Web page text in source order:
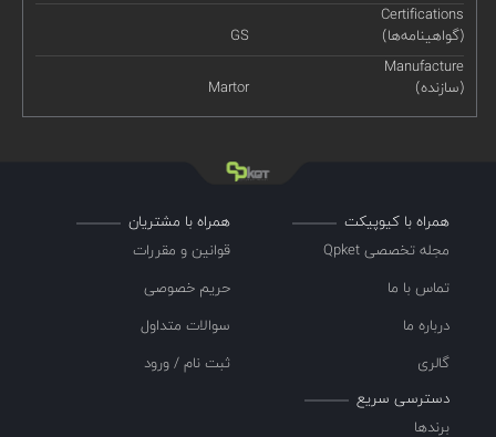
Certifications
(گواهینامه‌ها)
GS
Manufacture
(سازنده)
Martor
همراه با کیوپیکت
مجله تخصصی Qpket
تماس با ما
درباره ما
گالری
همراه با مشتریان
قوانین و مقررات
حریم خصوصی
سوالات متداول
ثبت نام / ورود
دسترسی سریع
برندها